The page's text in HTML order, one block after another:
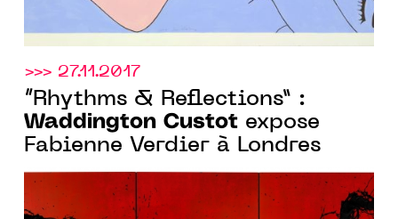
>>> 27.11.2017
“Rhythms & Reflections” :
Waddington Custot expose
Fabienne Verdier à Londres